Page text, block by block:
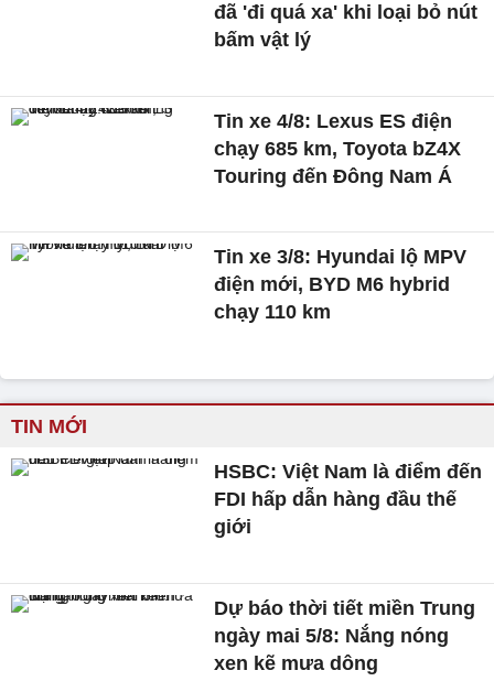
đã 'đi quá xa' khi loại bỏ nút
bấm vật lý
Tin xe 4/8: Lexus ES điện
chạy 685 km, Toyota bZ4X
Touring đến Đông Nam Á
Tin xe 3/8: Hyundai lộ MPV
điện mới, BYD M6 hybrid
chạy 110 km
TIN MỚI
HSBC: Việt Nam là điểm đến
FDI hấp dẫn hàng đầu thế
giới
Dự báo thời tiết miền Trung
ngày mai 5/8: Nắng nóng
xen kẽ mưa dông